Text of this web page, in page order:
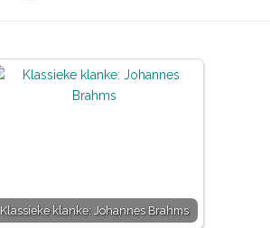
Klassieke klanke: Johannes Brahms